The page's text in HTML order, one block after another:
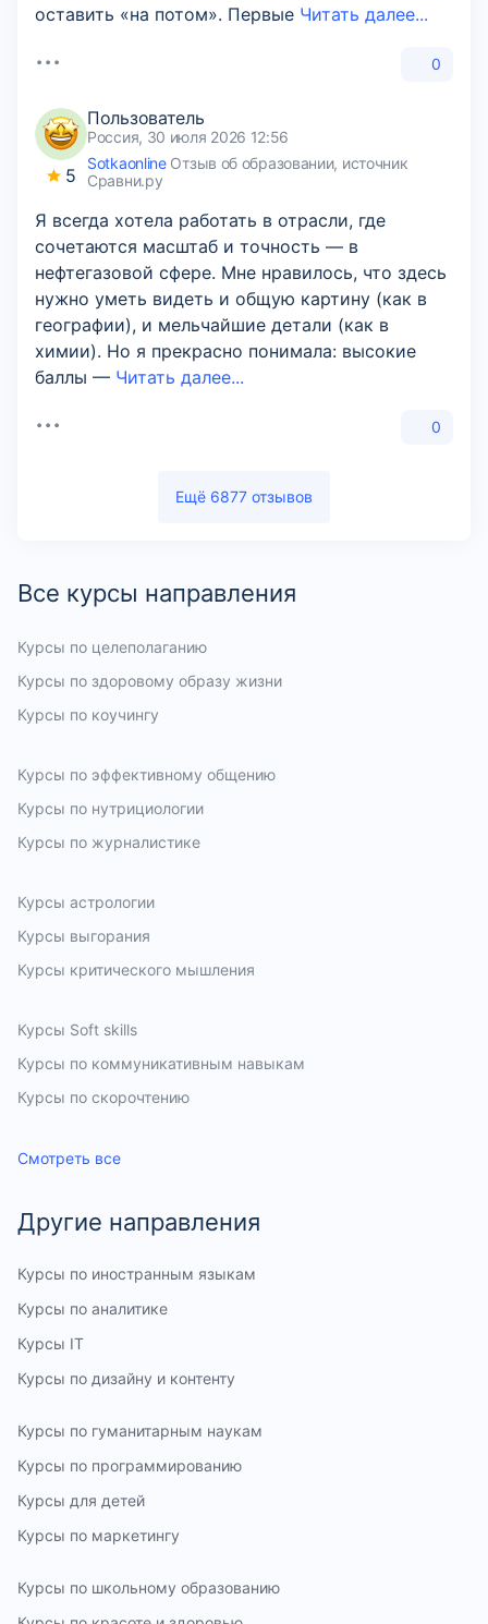
оставить «на потом». Первые Читать далее...
0
5
Пользователь
Россия, 30 июля 2026 12:56
SotkaonlineОтзыв об образовании, источник
Сравни.ру
Я всегда хотела работать в отрасли, где
сочетаются масштаб и точность — в
нефтегазовой сфере. Мне нравилось, что здесь
нужно уметь видеть и общую картину (как в
географии), и мельчайшие детали (как в
химии). Но я прекрасно понимала: высокие
баллы — Читать далее...
0
Ещё 6877 отзывов
Все курсы направления
Курсы по целеполаганию
Курсы по здоровому образу жизни
Курсы по коучингу
Курсы по эффективному общению
Курсы по нутрициологии
Курсы по журналистике
Курсы астрологии
Курсы выгорания
Курсы критического мышления
Курсы Soft skills
Курсы по коммуникативным навыкам
Курсы по скорочтению
Смотреть все
Другие направления
Курсы по иностранным языкам
Курсы по аналитике
Курсы IT
Курсы по дизайну и контенту
Курсы по гуманитарным наукам
Курсы по программированию
Курсы для детей
Курсы по маркетингу
Курсы по школьному образованию